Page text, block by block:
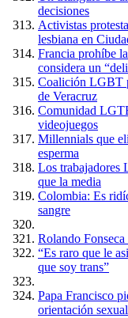
decisiones
Activistas
lesbiana en
Francia prohíbe
considera un
Coalición LGBT
de Veracruz
Comunidad
videojuegos
Millennials que
esperma
Los trabajadores
que la media
Colombia: Es
sangre
Rolando
“Es raro que le
que soy trans”
Papa Francisco
orientación sexual